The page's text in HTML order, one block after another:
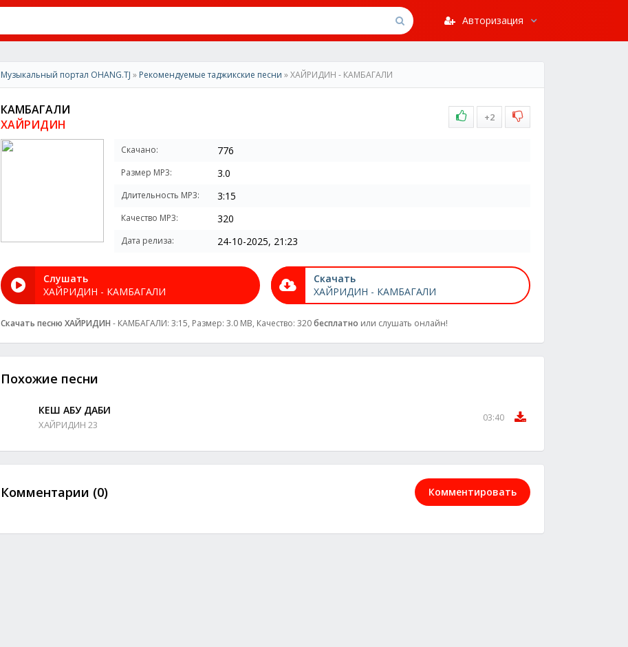
Авторизация
Музыкальный портал OHANG.TJ » Рекомендуемые таджикские песни » ХАЙРИДИН - КАМБАГАЛИ
КАМБАГАЛИ
ХАЙРИДИН
+2
Скачано: 776
Размер MP3: 3.0
Длительность MP3: 3:15
Качество MP3: 320
Дата релиза: 24-10-2025, 21:23
Слушать
ХАЙРИДИН - КАМБАГАЛИ
Скачать
ХАЙРИДИН - КАМБАГАЛИ
Скачать песню ХАЙРИДИН - КАМБАГАЛИ: 3:15, Размер: 3.0 MB, Качество: 320бесплатно или слушать онлайн!
Похожие песни
КЕШ АБУ ДАБИ
ХАЙРИДИН 23
03:40
Комментарии (0) Комментировать